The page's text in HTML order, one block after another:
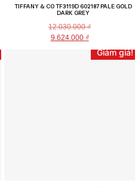
TIFFANY & CO TF3119D 602187 PALE GOLD
DARK GREY
12.030.000₫
9.624.000 ₫
Giảm giá!